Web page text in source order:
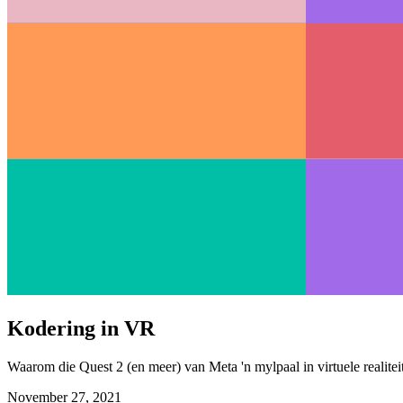
Kodering in VR
Waarom die Quest 2 (en meer) van Meta 'n mylpaal in virtuele